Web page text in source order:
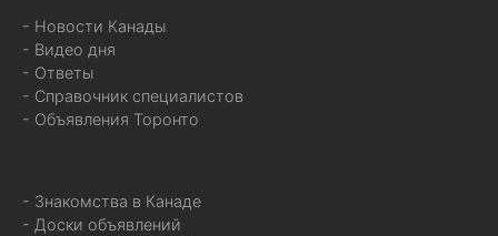
- Новости Канады
- Видео дня
- Ответы
- Справочник специалистов
- Объявления Торонто
- Знакомства в Канаде
- Доски объявлений